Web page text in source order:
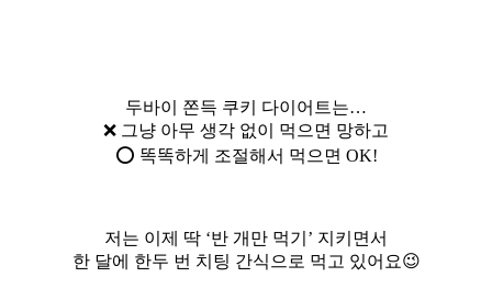
두바이 쫀득 쿠키 다이어트는…
❌ 그냥 아무 생각 없이 먹으면 망하고
⭕ 똑똑하게 조절해서 먹으면 OK!
저는 이제 딱 ‘반 개만 먹기’ 지키면서
한 달에 한두 번 치팅 간식으로 먹고 있어요😉